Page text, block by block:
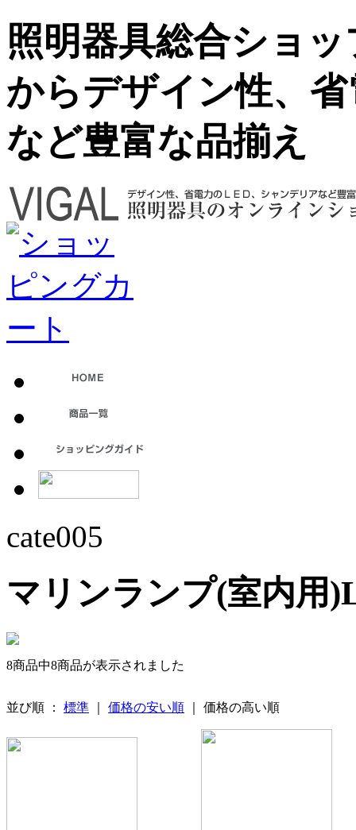
照明器具総合ショ
からデザイン性、
など豊富な品揃え
cate005
マリンランプ(室内用
8商品中8商品が表示されました
並び順 ： 標準 価格の安い順 ｜ 価格の高い順